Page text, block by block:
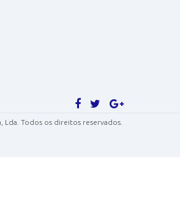
Lda. Todos os direitos reservados.